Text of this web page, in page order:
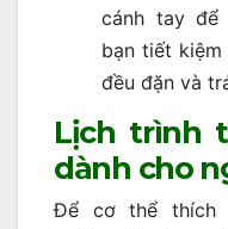
cánh tay để
bạn tiết
đều đặn và
Lịch trình
dành cho
Để cơ thể thích